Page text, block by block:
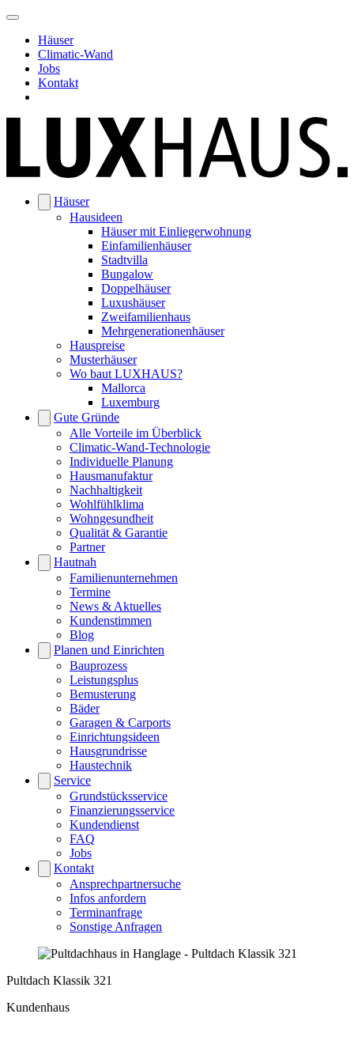
Häuser
Climatic-Wand
Jobs
Kontakt
Häuser
Hausideen
Häuser mit Einliegerwohnung
Einfamilienhäuser
Stadtvilla
Bungalow
Doppelhäuser
Luxushäuser
Zweifamilienhaus
Mehrgenerationenhäuser
Hauspreise
Musterhäuser
Wo baut LUXHAUS?
Mallorca
Luxemburg
Gute Gründe
Alle Vorteile im Überblick
Climatic-Wand-Technologie
Individuelle Planung
Hausmanufaktur
Nachhaltigkeit
Wohlfühlklima
Wohngesundheit
Qualität & Garantie
Partner
Hautnah
Familienunternehmen
Termine
News & Aktuelles
Kundenstimmen
Blog
Planen und Einrichten
Bauprozess
Leistungsplus
Bemusterung
Bäder
Garagen & Carports
Einrichtungsideen
Hausgrundrisse
Haustechnik
Service
Grundstücksservice
Finanzierungsservice
Kundendienst
FAQ
Jobs
Kontakt
Ansprechpartnersuche
Infos anfordern
Terminanfrage
Sonstige Anfragen
Pultdach Klassik 321
Kundenhaus